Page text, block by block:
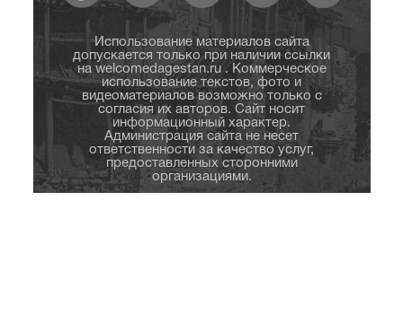
Использование материалов сайта
допускается только при наличии ссылки
на welcomedagestan.ru . Коммерческое
использование текстов, фото и
видеоматериалов возможно только с
согласия их авторов. Сайт носит
информационный характер.
Администрация сайта не несет
ответственности за качество услуг,
предоставленных сторонними
организациями.